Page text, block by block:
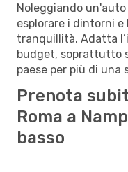
Noleggiando
esplorare i dintorni
tranquillità. Adatta
budget, soprattutto
paese per più di una
Prenota
Roma a
basso